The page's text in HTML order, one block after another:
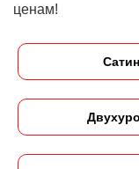
ценам!